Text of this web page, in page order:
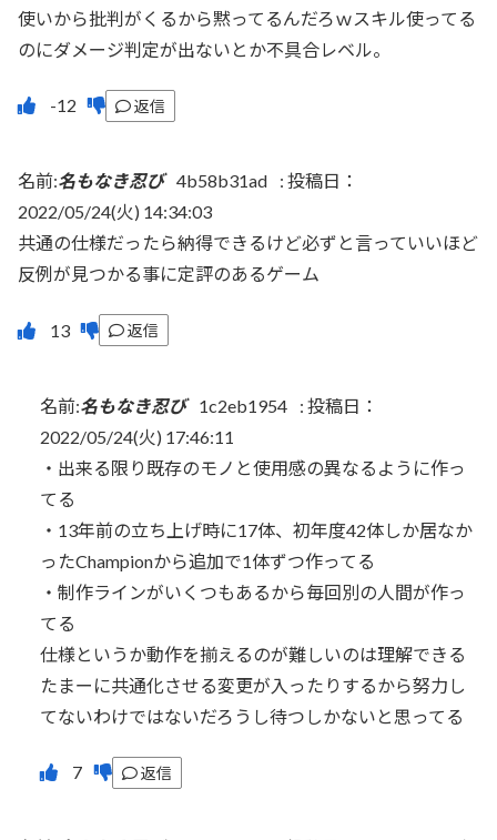
使いから批判がくるから黙ってるんだろｗスキル使ってる
のにダメージ判定が出ないとか不具合レベル。
返信
名前:名もなき忍び 4b58b31ad : 投稿日：
2022/05/24(火) 14:34:03
共通の仕様だったら納得できるけど必ずと言っていいほど
反例が見つかる事に定評のあるゲーム
返信
名前:名もなき忍び 1c2eb1954 : 投稿日：
2022/05/24(火) 17:46:11
・出来る限り既存のモノと使用感の異なるように作っ
てる
・13年前の立ち上げ時に17体、初年度42体しか居なか
ったChampionから追加で1体ずつ作ってる
・制作ラインがいくつもあるから毎回別の人間が作っ
てる
仕様というか動作を揃えるのが難しいのは理解できる
たまーに共通化させる変更が入ったりするから努力し
てないわけではないだろうし待つしかないと思ってる
返信